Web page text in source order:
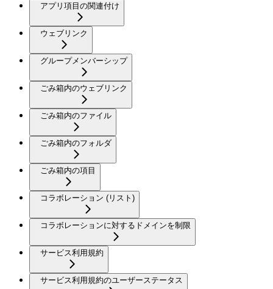
アプリ項目の関連付け
ウェブリンク
グループメンバーシップ
ごみ箱内のウェブリンク
ごみ箱内のファイル
ごみ箱内のフォルダ
ごみ箱内の項目
コラボレーション (リスト)
コラボレーションに対するドメインを制限
サービス利用規約
サービス利用規約のユーザーステータス